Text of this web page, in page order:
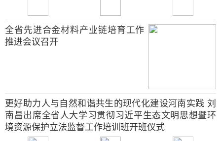
全省先进合金材料产业链培育工作
推进会议召开
更好助力人与自然和谐共生的现代化建设河南实践 刘
南昌出席全省人大学习贯彻习近平生态文明思想暨环
境资源保护立法监督工作培训班开班仪式